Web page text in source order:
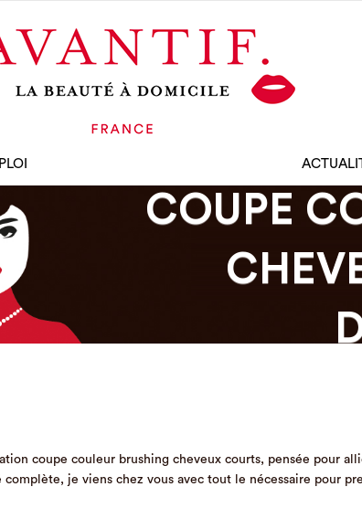
COUPE
coupe couleur brushing cheveux courts, pensée pour
je viens chez vous avec tout le nécessaire pour